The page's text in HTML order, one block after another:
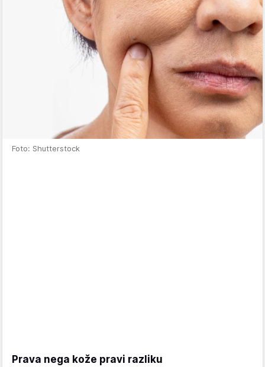
Foto: Shutterstock
Prava nega kože pravi razliku